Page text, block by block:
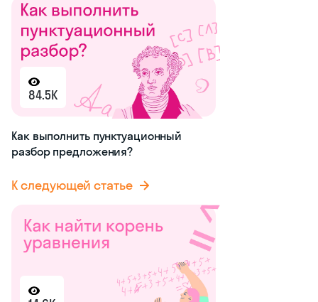
84.5K
Как выполнить пунктуационный
разбор предложения?
К следующей статье